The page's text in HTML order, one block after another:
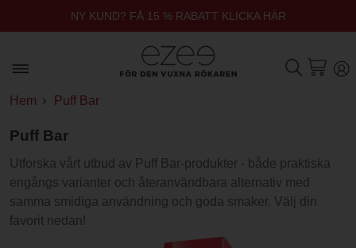
NY KUND? FÅ 15 % RABATT KLICKA HÄR
Hem Puff Bar
Puff Bar
Utforska vårt utbud av Puff Bar-produkter - både praktiska
engångs varianter och återanvändbara alternativ med
samma smidiga användning och goda smaker. Välj din
favorit nedan!